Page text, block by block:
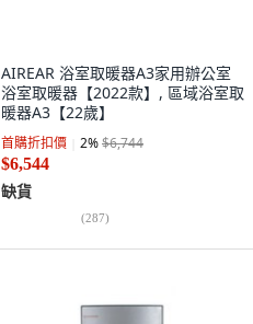
AIREAR 浴室取暖器A3家用辦公室
浴室取暖器【2022款】, 區域浴室取
暖器A3【22歲】
首購折扣價 2%$6,744
$6,544
缺貨
(287)